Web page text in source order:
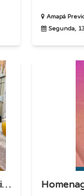
Amapá
Segunda,
Mulheres que fazem a Previdência Estadual recebem homenagem